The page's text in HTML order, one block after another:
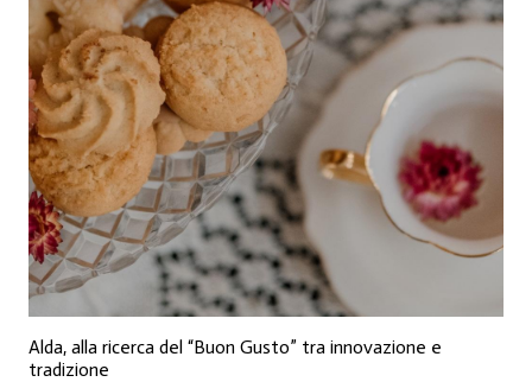
Alda, alla ricerca del “Buon Gusto” tra innovazione e
tradizione